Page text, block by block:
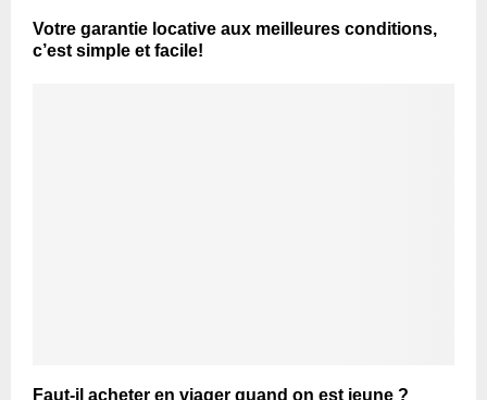
Votre garantie locative aux meilleures conditions,
c’est simple et facile!
Faut-il acheter en viager quand on est jeune ?